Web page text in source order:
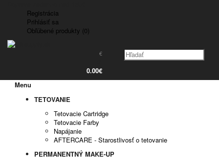
Registrácia
Prihlásiť sa
Obľúbené produkty (0)
€
0.00€
Menu
TETOVANIE
Tetovacie Cartridge
Tetovacie Farby
Napájanie
AFTERCARE - Starostlivosť o tetovanie
PERMANENTNÝ MAKE-UP